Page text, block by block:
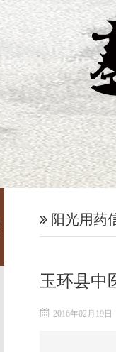
阳光用药
玉环县中
2016年02月19日